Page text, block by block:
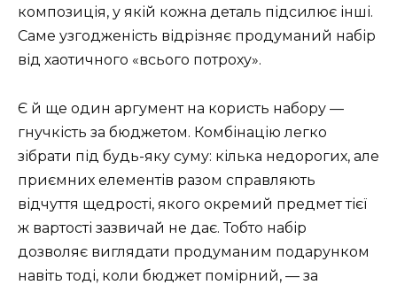
композиція, у якій кожна деталь підсилює інші.
Саме узгодженість відрізняє продуманий набір
від хаотичного «всього потроху».
Є й ще один аргумент на користь набору —
гнучкість за бюджетом. Комбінацію легко
зібрати під будь-яку суму: кілька недорогих, але
приємних елементів разом справляють
відчуття щедрості, якого окремий предмет тієї
ж вартості зазвичай не дає. Тобто набір
дозволяє виглядати продуманим подарунком
навіть тоді, коли бюджет помірний, — за